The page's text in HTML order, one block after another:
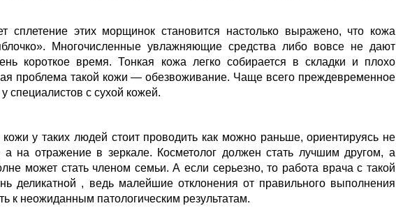
сплетение этих морщинок становится настолько выражено, что кожа
Многочисленные увлажняющие средства либо вовсе не дают
короткое время. Тонкая кожа легко собирается в складки и плохо
проблема такой кожи — обезвоживание. Чаще всего преждевременное
специалистов с сухой кожей.
у таких людей стоит проводить как можно раньше, ориентируясь не
на отражение в зеркале. Косметолог должен стать лучшим другом, а
может стать членом семьи. А если серьезно, то работа врача с такой
деликатной , ведь малейшие отклонения от правильного выполнения
к неожиданным патологическим результатам.